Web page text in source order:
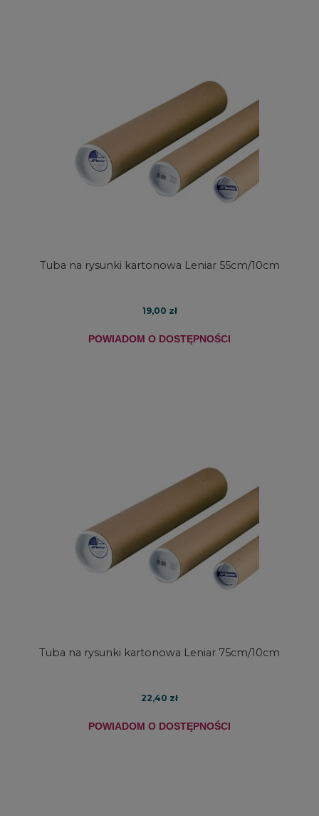
Tuba na rysunki kartonowa Leniar 55cm/10cm
19,00 zł
POWIADOM O DOSTĘPNOŚCI
Tuba na rysunki kartonowa Leniar 75cm/10cm
22,40 zł
POWIADOM O DOSTĘPNOŚCI